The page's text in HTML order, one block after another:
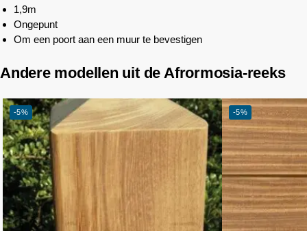
1,9m
Ongepunt
Om een poort aan een muur te bevestigen
Andere modellen uit de Afrormosia-reeks
-5% -5%